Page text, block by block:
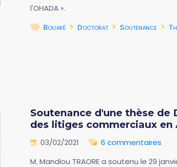
l'OHADA ».
Bouaké
Doctorat Soutenance
Soutenance d'une thèse
des litiges commerciaux en
03/02/2021
6 commentaires
M. Mandiou TRAORE a soutenu le 29